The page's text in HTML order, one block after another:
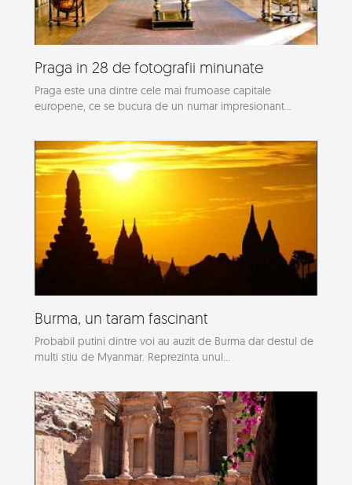
Praga in 28 de fotografii minunate
Praga este una dintre cele mai frumoase capitale
europene, ce se bucura de un numar impresionant...
Burma, un taram fascinant
Probabil putini dintre voi au auzit de Burma dar destul de
multi stiu de Myanmar. Reprezinta unul...